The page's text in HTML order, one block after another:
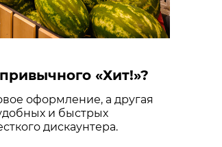
«Хит!»?
оформление, а другая
и быстрых
дискаунтера.